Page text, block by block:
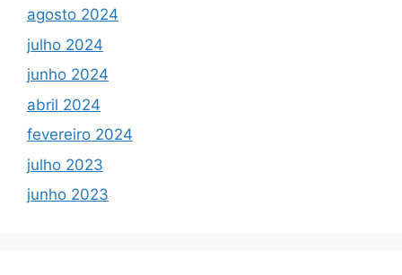
agosto 2024
julho 2024
junho 2024
abril 2024
fevereiro 2024
julho 2023
junho 2023